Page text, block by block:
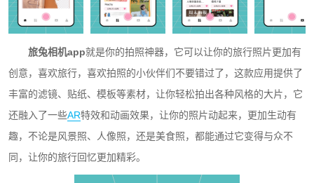
旅兔相机app就是你的拍照神器，它可以让你的旅行照片更加有
创意，喜欢旅行，喜欢拍照的小伙伴们不要错过了，这款应用提供了
丰富的滤镜、贴纸、模板等素材，让你轻松拍出各种风格的大片，它
还融入了一些AR特效和动画效果，让你的照片动起来，更加生动有
趣，不论是风景照、人像照，还是美食照，都能通过它变得与众不
同，让你的旅行回忆更加精彩。